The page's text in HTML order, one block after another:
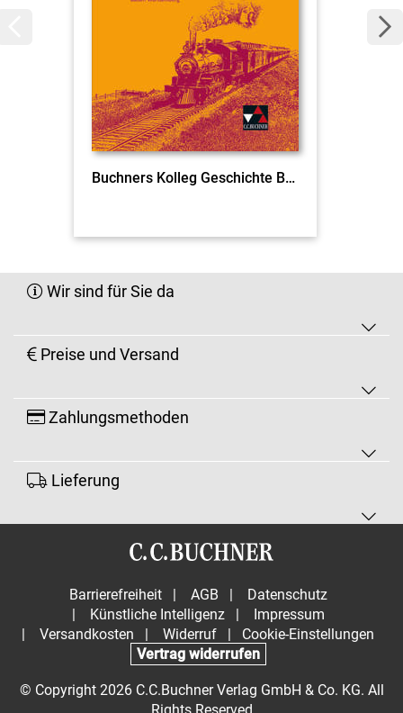
Buchners Kolleg Geschichte BW 11 Ausgabe ab 2021
Wir sind für Sie da
Preise und Versand
Zahlungsmethoden
Lieferung
Barrierefreiheit | AGB |
Datenschutz
|
Künstliche Intelligenz |
Impressum
|
Versandkosten | Widerruf |
Cookie-Einstellungen
Vertrag widerrufen
© Copyright 2026 C.C.Buchner Verlag GmbH & Co. KG. All
Rights Reserved